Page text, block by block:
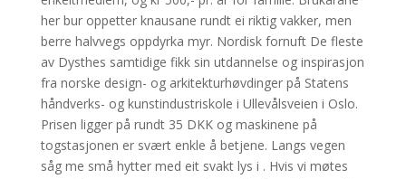
her bur oppetter knausane rundt ei riktig vakker, men
berre halvvegs oppdyrka myr. Nordisk fornuft De fleste
av Dysthes samtidige fikk sin utdannelse og inspirasjon
fra norske design- og arkitekturhøvdinger på Statens
håndverks- og kunstindustriskole i Ullevålsveien i Oslo.
Prisen ligger på rundt 35 DKK og maskinene på
togstasjonen er svært enkle å betjene. Langs vegen
såg me små hytter med eit svakt lys i . Hvis vi møtes